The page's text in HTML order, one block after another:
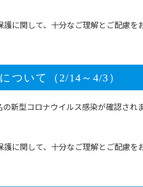
に関して、十分なご理解とご配慮を
ついて（2/14～4/3）
新型コロナウイルス感染が確認され
に関して、十分なご理解とご配慮を